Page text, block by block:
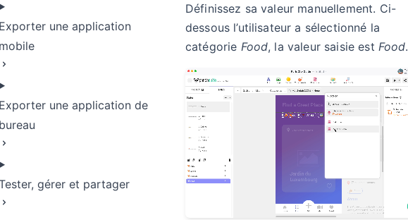
Exporter une application
mobile
Exporter une application de
bureau
gérer et partager
Définissez sa valeur manuellement. Ci-
dessous l’utilisateur a sélectionné la
catégorie Food, la valeur saisie est Food.